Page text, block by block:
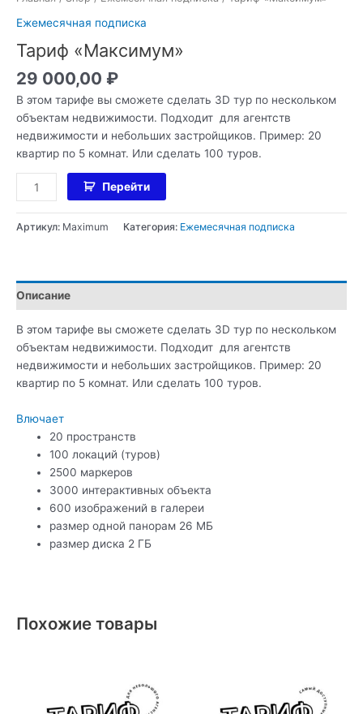
Ежемесячная подписка
Тариф «Максимум»
29 000,00 ₽
В этом тарифе вы сможете сделать 3D тур по нескольком
объектам недвижимости. Подходит для агентств
недвижимости и небольших застройщиков. Пример: 20
квартир по 5 комнат. Или сделать 100 туров.
Перейти
Артикул: Maximum Категория: Ежемесячная подписка
Описание
В этом тарифе вы сможете сделать 3D тур по нескольком
объектам недвижимости. Подходит для агентств
недвижимости и небольших застройщиков. Пример: 20
квартир по 5 комнат. Или сделать 100 туров.
Влючает
20 пространств
100 локаций (туров)
2500 маркеров
3000 интерактивных объекта
600 изображений в галереи
размер одной панорам 26 МБ
размер диска 2 ГБ
Похожие товары